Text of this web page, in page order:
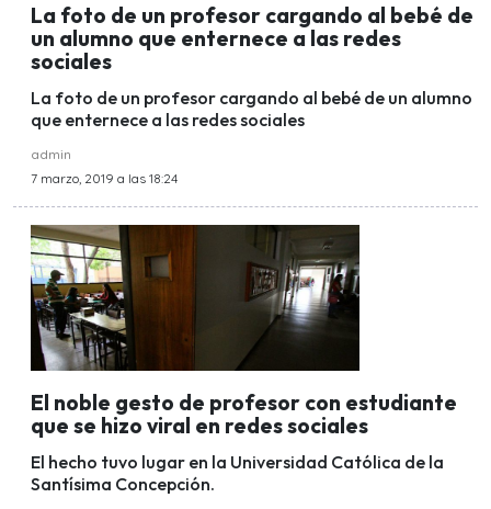
La foto de un profesor cargando al bebé de
un alumno que enternece a las redes
sociales
La foto de un profesor cargando al bebé de un alumno
que enternece a las redes sociales
admin
7 marzo, 2019 a las 18:24
El noble gesto de profesor con estudiante
que se hizo viral en redes sociales
El hecho tuvo lugar en la Universidad Católica de la
Santísima Concepción.